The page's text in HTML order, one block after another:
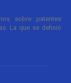
sobre patentes
La que se definió